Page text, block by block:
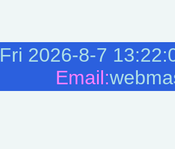
Fri 2026-8-7
Email: